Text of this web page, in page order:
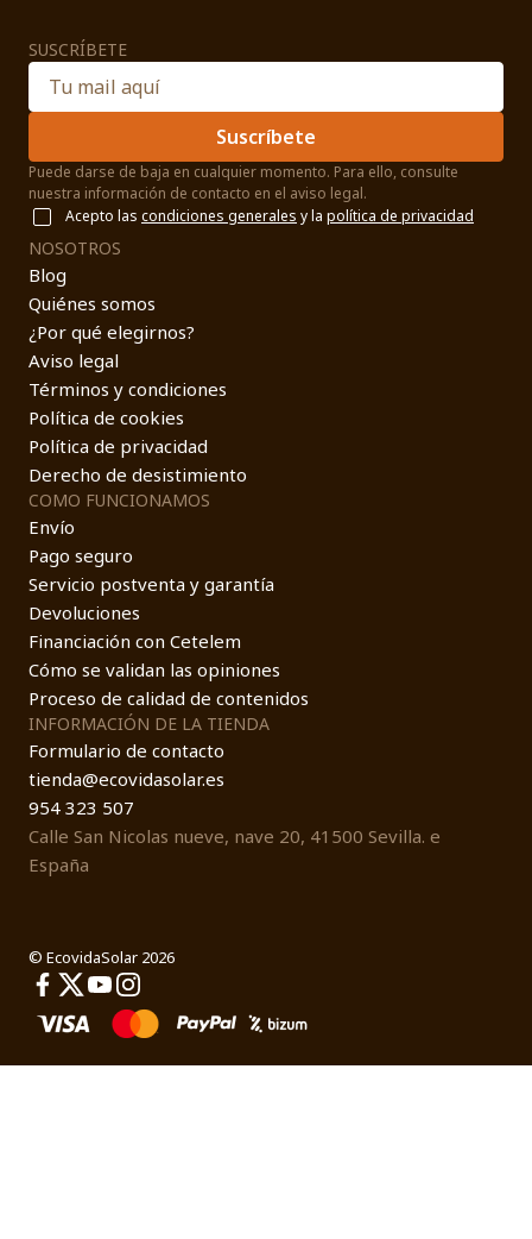
SUSCRÍBETE
Suscríbete
Puede darse de baja en cualquier momento. Para ello, consulte
nuestra información de contacto en el aviso legal.
Acepto las condiciones generales y la política de privacidad
NOSOTROS
Blog
Quiénes somos
¿Por qué elegirnos?
Aviso legal
Términos y condiciones
Política de cookies
Política de privacidad
Derecho de desistimiento
COMO FUNCIONAMOS
Envío
Pago seguro
Servicio postventa y garantía
Devoluciones
Financiación con Cetelem
Cómo se validan las opiniones
Proceso de calidad de contenidos
INFORMACIÓN DE LA TIENDA
Formulario de contacto
tienda@ecovidasolar.es
954 323 507
Calle San Nicolas nueve, nave 20, 41500 Sevilla. e
España
© EcovidaSolar 2026